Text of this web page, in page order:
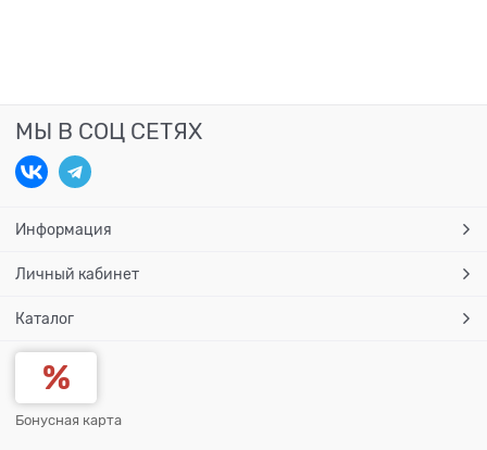
МЫ В СОЦ СЕТЯХ
Информация
Личный кабинет
Каталог
Бонусная карта